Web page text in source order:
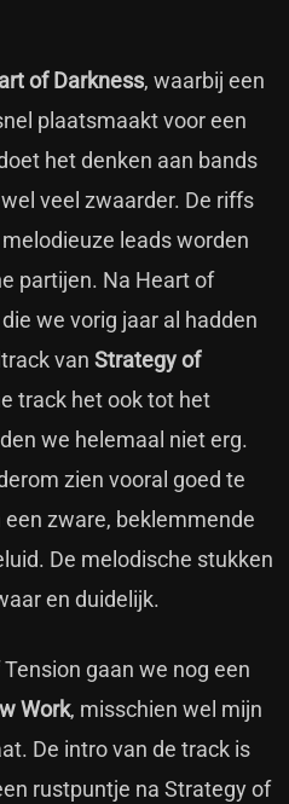
of Darkness, waarbij een
plaatsmaakt voor een
het denken aan bands
veel zwaarder. De riffs
leads worden
partijen. Na Heart of
we vorig jaar al hadden
vanStrategy of
track het ook tot het
we helemaal niet erg.
zien vooral goed te
zware, beklemmende
De melodische stukken
en duidelijk.
gaan we nog een
Work, misschien wel mijn
De intro van de track is
rustpuntje na Strategy of